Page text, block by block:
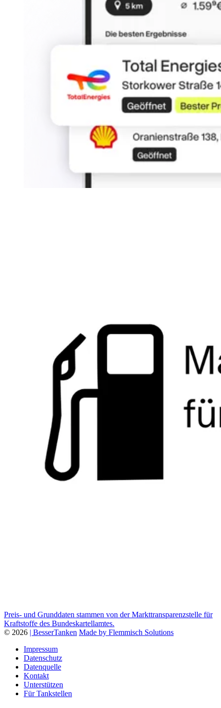
Preis- und Grunddaten stammen von der Markttransparenzstelle für
Kraftstoffe des Bundeskartellamtes.
© 2026 | BesserTanken Made by Flemmisch Solutions
Impressum
Datenschutz
Datenquelle
Kontakt
Unterstützen
Für Tankstellen